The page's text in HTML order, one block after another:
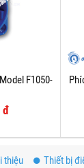
F1050-
đ
thiệu Thiết bị